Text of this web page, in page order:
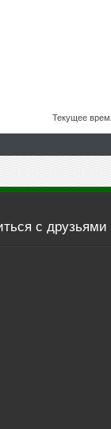
Текущее
с друзьями